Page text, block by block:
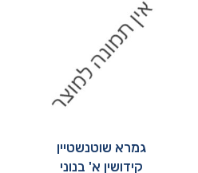
גמרא שוטנשטיין
קידושין א' בנוני